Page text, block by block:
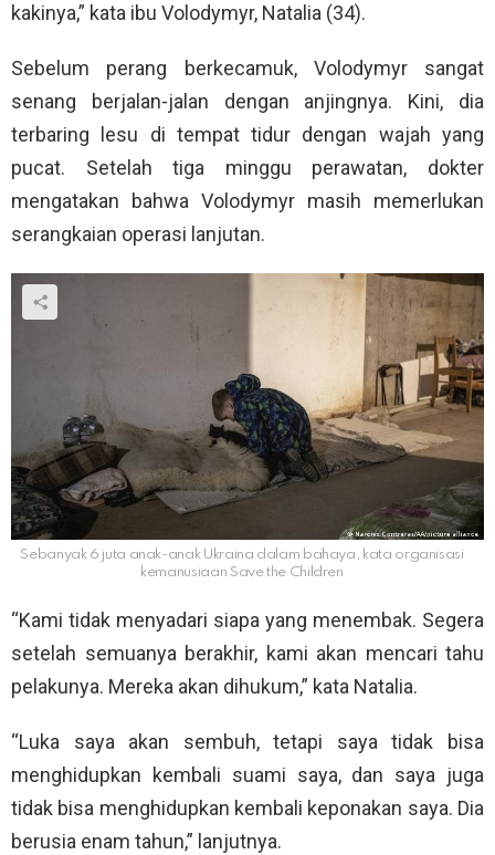
kakinya,” kata ibu Volodymyr, Natalia (34).
Sebelum perang berkecamuk, Volodymyr sangat
senang berjalan-jalan dengan anjingnya. Kini, dia
terbaring lesu di tempat tidur dengan wajah yang
pucat. Setelah tiga minggu perawatan, dokter
mengatakan bahwa Volodymyr masih memerlukan
serangkaian operasi lanjutan.
Sebanyak 6 juta anak-anak Ukraina dalam bahaya, kata organisasi
kemanusiaan Save the Children
“Kami tidak menyadari siapa yang menembak. Segera
setelah semuanya berakhir, kami akan mencari tahu
pelakunya. Mereka akan dihukum,” kata Natalia.
“Luka saya akan sembuh, tetapi saya tidak bisa
menghidupkan kembali suami saya, dan saya juga
tidak bisa menghidupkan kembali keponakan saya. Dia
berusia enam tahun,” lanjutnya.